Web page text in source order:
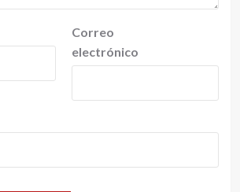
Correo
electrónico